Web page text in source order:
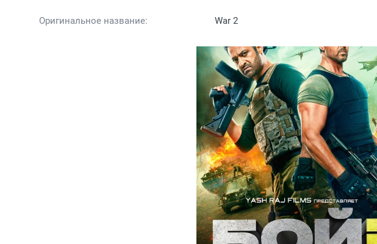
Оригинальное название: War 2